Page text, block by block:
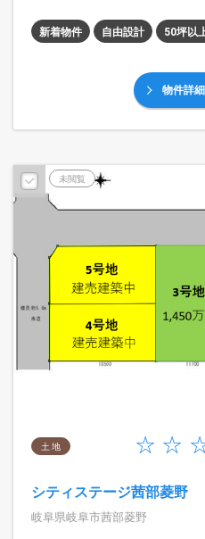
新着物件 自由設計 50坪以
物件詳
未閲覧
土 地
シティステージ茜部菱野
岐阜県岐阜市茜部菱野